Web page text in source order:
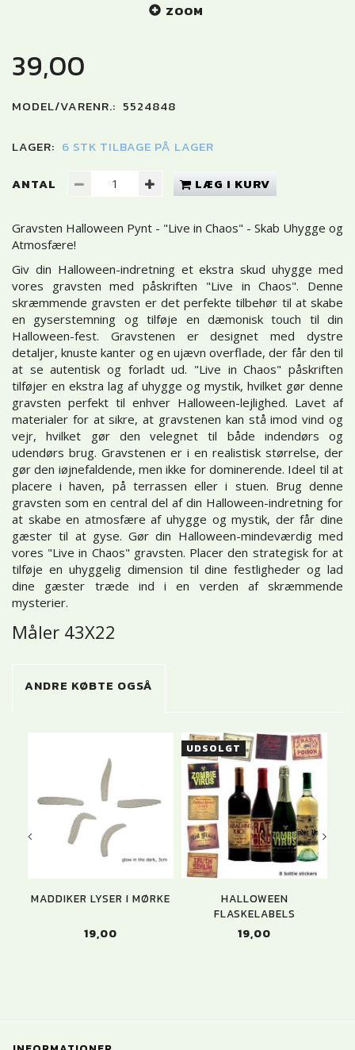
ZOOM
39,00
MODEL/VARENR.: 5524848
LAGER: 6 STK TILBAGE PÅ LAGER
ANTAL LÆG I KURV
Gravsten Halloween Pynt - "Live in Chaos" - Skab Uhygge og
Atmosfære!
Giv din Halloween-indretning et ekstra skud uhygge med
vores gravsten med påskriften "Live in Chaos". Denne
skræmmende gravsten er det perfekte tilbehør til at skabe
en gyserstemning og tilføje en dæmonisk touch til din
Halloween-fest. Gravstenen er designet med dystre
detaljer, knuste kanter og en ujævn overflade, der får den til
at se autentisk og forladt ud. "Live in Chaos" påskriften
tilføjer en ekstra lag af uhygge og mystik, hvilket gør denne
gravsten perfekt til enhver Halloween-lejlighed. Lavet af
materialer for at sikre, at gravstenen kan stå imod vind og
vejr, hvilket gør den velegnet til både indendørs og
udendørs brug. Gravstenen er i en realistisk størrelse, der
gør den iøjnefaldende, men ikke for dominerende. Ideel til at
placere i haven, på terrassen eller i stuen. Brug denne
gravsten som en central del af din Halloween-indretning for
at skabe en atmosfære af uhygge og mystik, der får dine
gæster til at gyse. Gør din Halloween-mindeværdig med
vores "Live in Chaos" gravsten. Placer den strategisk for at
tilføje en uhyggelig dimension til dine festligheder og lad
dine gæster træde ind i en verden af skræmmende
mysterier.
Måler 43X22
ANDRE KØBTE OGSÅ
MADDIKER LYSER I MØRKE
19,00
UDSOLGT
HALLOWEEN
FLASKELABELS
19,00